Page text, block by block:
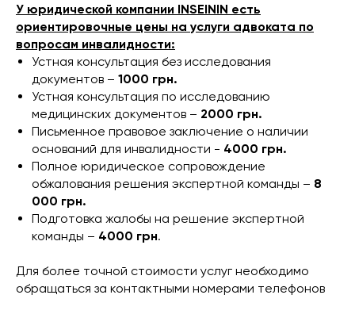
У юридической компании INSEININ есть
ориентировочные цены на услуги адвоката по
вопросам инвалидности:
Устная консультация без исследования
документов – 1000 грн.
Устная консультация по исследованию
медицинских документов – 2000 грн.
Письменное правовое заключение о наличии
оснований для инвалидности - 4000 грн.
Полное юридическое сопровождение
обжалования решения экспертной команды – 8
000 грн.
Подготовка жалобы на решение экспертной
команды – 4000 грн.
Для более точной стоимости услуг необходимо
обращаться за контактными номерами телефонов